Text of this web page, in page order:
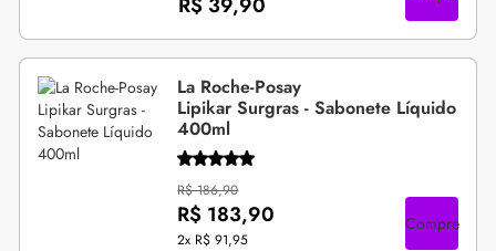
La Roche-Posay
Lipikar Surgras - Sabonete Líquido
400ml
R$ 186,90
R$ 183,90
2x R$ 91,95
Compre